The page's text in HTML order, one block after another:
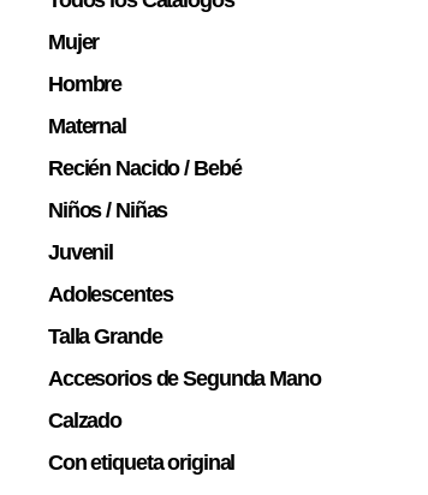
Mujer
Hombre
Maternal
Recién Nacido / Bebé
Niños / Niñas
Juvenil
Adolescentes
Talla Grande
Accesorios de Segunda Mano
Calzado
Con etiqueta original